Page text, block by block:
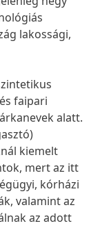
lakossági,
faipari
alatt.
kiemelt
mert az itt
kórházi
valamint az
az adott